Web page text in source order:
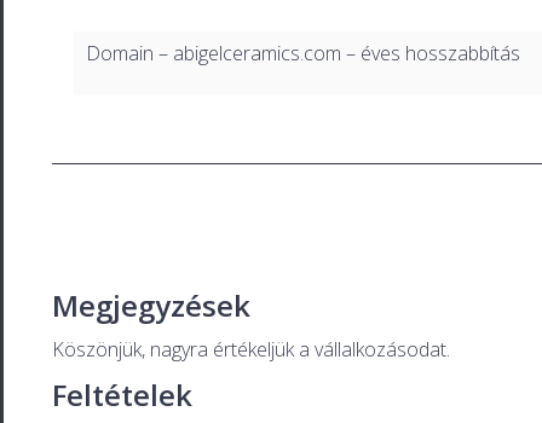
Domain – abigelceramics.com – éves hosszabbítás
Megjegyzések
Köszönjük, nagyra értékeljük a vállalkozásodat.
Feltételek